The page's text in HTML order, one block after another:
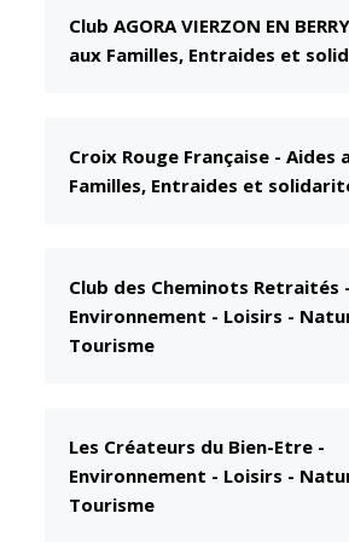
CCAS
Accueil de jour
L'EHPAD
Santé
Centre de
de santé
Établissements
de soins
Club AGORA VIERZON EN BERRY
aux Familles, Entraides et
Croix Rouge Française -Aides
Familles, Entraides et
Club des Cheminots Retraités -
Environnement - Loisirs -
Tourisme
Les Créateurs du Bien-Etre -
Environnement - Loisirs -
Tourisme